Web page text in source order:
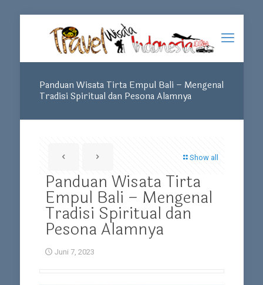
Panduan Wisata Tirta Empul Bali – Mengenal
Tradisi Spiritual dan Pesona Alamnya
Show all
Panduan Wisata Tirta
Empul Bali – Mengenal
Tradisi Spiritual dan
Pesona Alamnya
Juni 7, 2023